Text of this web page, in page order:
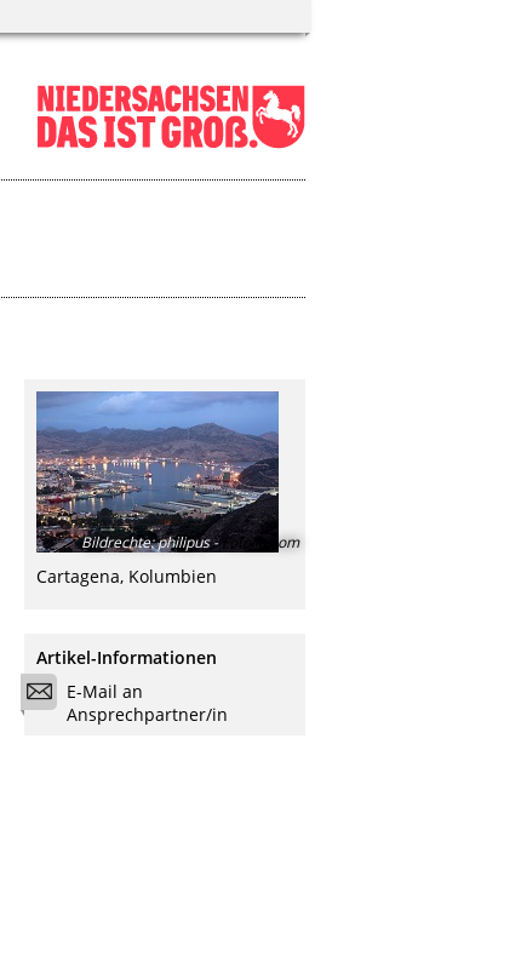
Bildrechte:philipus - Fotolia.com
Cartagena, Kolumbien
Artikel-Informationen
E-Mail an
Ansprechpartner/in